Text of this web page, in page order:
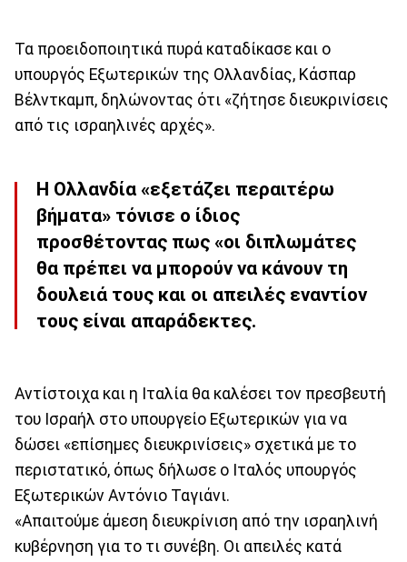
Τα προειδοποιητικά πυρά καταδίκασε και ο
υπουργός Εξωτερικών της Ολλανδίας, Κάσπαρ
Βέλντκαμπ, δηλώνοντας ότι «ζήτησε διευκρινίσεις
από τις ισραηλινές αρχές».
Η Ολλανδία «εξετάζει περαιτέρω
βήματα» τόνισε ο ίδιος
προσθέτοντας πως «οι διπλωμάτες
θα πρέπει να μπορούν να κάνουν τη
δουλειά τους και οι απειλές εναντίον
τους είναι απαράδεκτες.
Αντίστοιχα και η Ιταλία θα καλέσει τον πρεσβευτή
του Ισραήλ στο υπουργείο Εξωτερικών για να
δώσει «επίσημες διευκρινίσεις» σχετικά με το
περιστατικό, όπως δήλωσε ο Ιταλός υπουργός
Εξωτερικών Αντόνιο Ταγιάνι.
«Απαιτούμε άμεση διευκρίνιση από την ισραηλινή
κυβέρνηση για το τι συνέβη. Οι απειλές κατά